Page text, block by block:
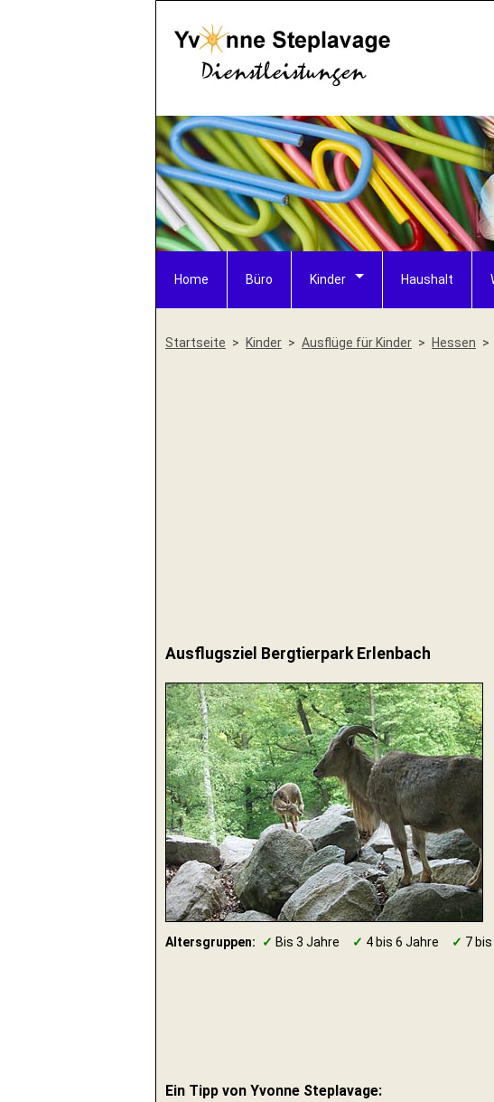
Home Büro Kinder Haushalt
Startseite Kinder Ausflüge für Kinder Hessen
Ausflugsziel Bergtierpark Erlenbach
Altersgruppen: ✓ Bis 3 Jahre ✓ 4 bis 6 Jahre ✓ 7
Ein Tipp von Yvonne Steplavage: